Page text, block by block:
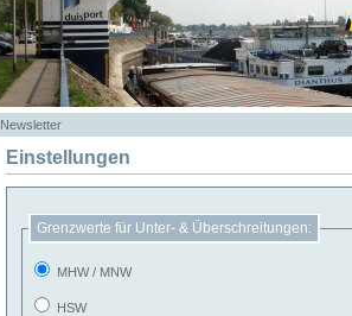
Newsletter
Einstellungen
Grenzwerte für Unter- & Überschreitungen:
MHW / MNW
HSW